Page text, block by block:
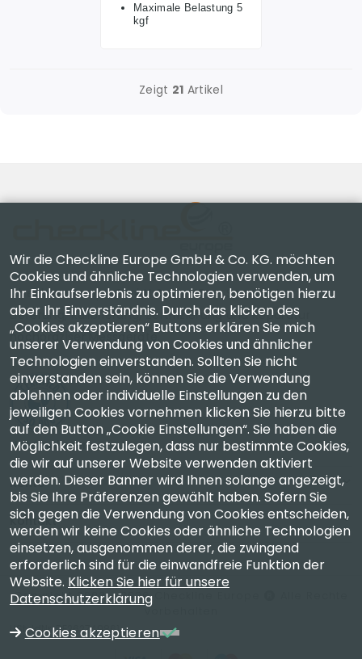
Maximale Belastung 5
kgf
Zeigt 21 Artikel
Checkline Europe GmbH & Co. KG. — Spezialisten für
Lieferung, Kalibrierung, Zertifizierung und Reparatur
hochpräziser Messgeräte.
Unternehmen
Konto
Kontakt
Copyright 2003 - 2026 Checkline Europe
vorbehalten
USt-IdNr. DE262749861
Wir die Checkline Europe GmbH & Co. KG. möchten
Cookies und ähnliche Technologien verwenden, um
Ihr Einkaufserlebnis zu optimieren, benötigen hierzu
aber Ihr Einverständnis. Durch das klicken des
„Cookies akzeptieren“ Buttons erklären Sie mich
unserer Verwendung von Cookies und ähnlicher
Technologien einverstanden. Sollten Sie nicht
einverstanden sein, können Sie die Verwendung
ablehnen oder individuelle Einstellungen zu den
jeweiligen Cookies vornehmen klicken Sie hierzu bitte
auf den Button „Cookie Einstellungen“. Sie haben die
Möglichkeit festzulegen, dass nur bestimmte Cookies,
die wir auf unserer Website verwenden aktiviert
werden. Dieser Banner wird Ihnen solange angezeigt,
bis Sie Ihre Präferenzen gewählt haben. Sofern Sie
sich gegen die Verwendung von Cookies entscheiden,
werden wir keine Cookies oder ähnliche Technologien
einsetzen, ausgenommen derer, die zwingend
erforderlich sind für die einwandfreie Funktion der
Website. Klicken Sie hier für unsere
Datenschutzerklärung
Cookies akzeptieren